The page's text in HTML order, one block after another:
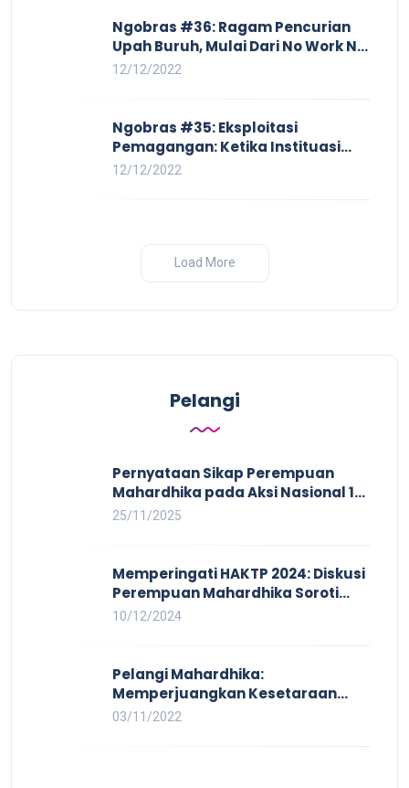
Ngobras #36: Ragam Pencurian
Upah Buruh, Mulai Dari No Work No
Pay Hingga Skorsing
12/12/2022
Ngobras #35: Eksploitasi
Pemagangan: Ketika Instituasi
Pendidikan Tunduk pada Hilir
12/12/2022
Load More
Pelangi
Pernyataan Sikap Perempuan
Mahardhika pada Aksi Nasional 16
HAKTP 2025 Kerja Layak dan Bebas
25/11/2025
Memperingati HAKTP 2024: Diskusi
Perempuan Mahardhika Soroti
Kerja Layak yang Inklusif bagi
10/12/2024
Pelangi Mahardhika:
Memperjuangkan Kesetaraan
untuk Pekerja LBTQ
03/11/2022